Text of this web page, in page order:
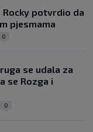
Rocky potvrdio da
pjesmama
0
se udala za
se Rozga i
0